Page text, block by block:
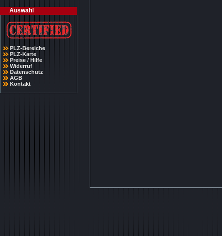
Auswahl
PLZ-Bereiche
PLZ-Karte
Preise / Hilfe
Widerruf
Datenschutz
AGB
Kontakt